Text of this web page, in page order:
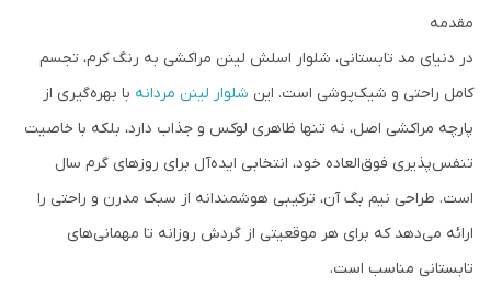
مقدمه
در دنیای مد تابستانی، شلوار اسلش لینن مراکشی به رنگ کرم، تجسم
کامل راحتی و شیک‌پوشی است. این شلوار لینن مردانه با بهره‌گیری از
پارچه مراکشی اصل، نه تنها ظاهری لوکس و جذاب دارد، بلکه با خاصیت
تنفس‌پذیری فوق‌العاده خود، انتخابی ایده‌آل برای روزهای گرم سال
است. طراحی نیم بگ آن، ترکیبی هوشمندانه از سبک مدرن و راحتی را
ارائه می‌دهد که برای هر موقعیتی از گردش روزانه تا مهمانی‌های
تابستانی مناسب است.